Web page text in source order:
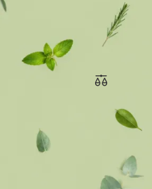
Dermedic
300 ml.
38,10KM
Šampon